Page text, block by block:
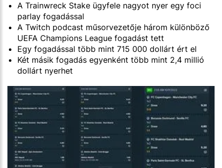
A Trainwreck Stake ügyfele nagyot nyer egy foci
parlay fogadással
A Twitch podcast műsorvezetője három különböző
UEFA Champions League fogadást tett
Egy fogadással több mint 715 000 dollárt ért el
Két másik fogadás egyenként több mint 2,4 millió
dollárt nyerhet